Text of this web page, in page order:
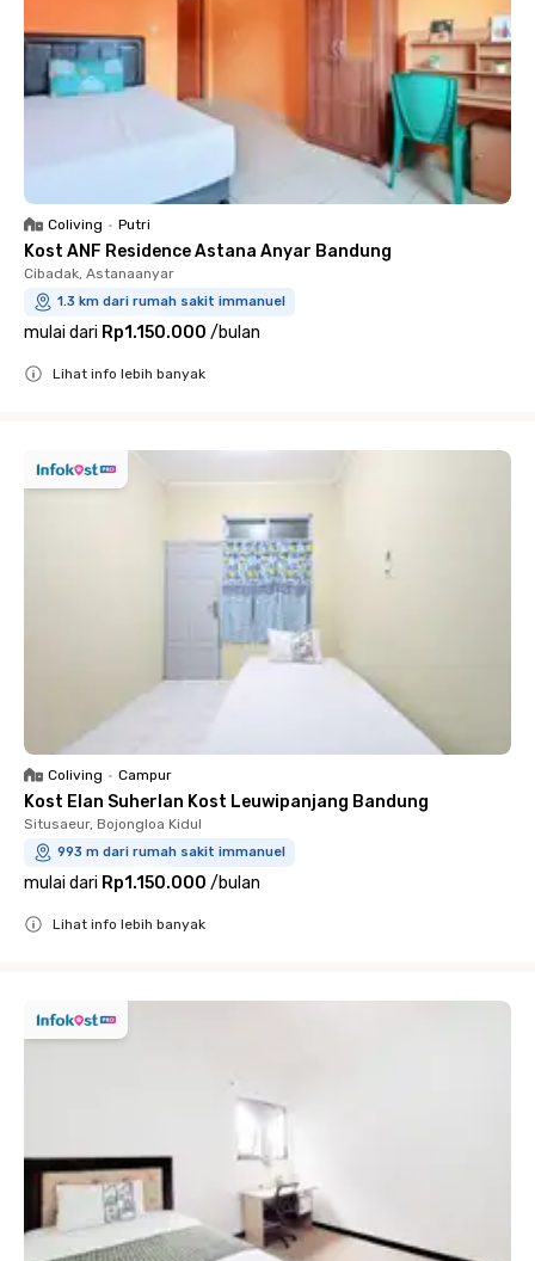
Coliving • Putri
Kost ANF Residence Astana Anyar Bandung
Cibadak, Astanaanyar
1.3 km dari rumah sakit immanuel
mulai dari Rp1.150.000 /bulan
Lihat info lebih banyak
Coliving • Campur
Kost Elan Suherlan Kost Leuwipanjang Bandung
Situsaeur, Bojongloa Kidul
993 m dari rumah sakit immanuel
mulai dari Rp1.150.000 /bulan
Lihat info lebih banyak